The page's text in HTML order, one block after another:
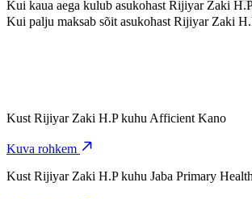
Shoprite asub ligikaudu 10,9 km kaugusel
Kui kaua aega kulub asukohast Rijiyar Zaki
Sõidukategooriat Keke kasutades kulub
Kui palju maksab sõit asukohast Rijiyar Zaki
Sõidukategooriat Keke kasutades maksab
Kust Rijiyar Zaki H.P kuhu Afficient Kano
Kuva rohkem
Kust Rijiyar Zaki H.P kuhu Jaba Primary